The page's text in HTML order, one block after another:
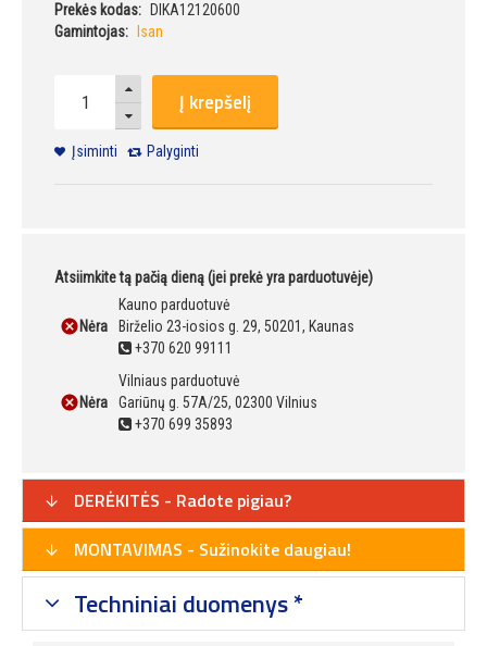
Prekės kodas:
DIKA12120600
Gamintojas:
Isan
Į krepšelį
Įsiminti Palyginti
Atsiimkite tą pačią dieną (jei prekė yra parduotuvėje)
Nėra
Kauno parduotuvė
Birželio 23-iosios g. 29, 50201, Kaunas
+370 620 99111
Nėra
Vilniaus parduotuvė
Gariūnų g. 57A/25, 02300 Vilnius
+370 699 35893
DERĖKITĖS - Radote pigiau?
MONTAVIMAS - Sužinokite daugiau!
Techniniai duomenys *